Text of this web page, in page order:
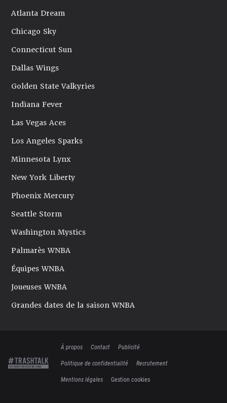
Atlanta Dream
Chicago Sky
Connecticut Sun
Dallas Wings
Golden State Valkyries
Indiana Fever
Las Vegas Aces
Los Angeles Sparks
Minnesota Lynx
New York Liberty
Phoenix Mercury
Seattle Storm
Washington Mystics
Palmarès WNBA
Équipes WNBA
Joueuses WNBA
Grandes dates de la saison WNBA
À propos Contact
Publicité
Politique de confidentialité
Recrutement
Mentions légales
Gestion cookies